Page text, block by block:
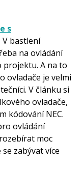
s
V bastlení
na ovládání
A na to
ovladače je velmi
V článku si
ovladače,
kódování NEC.
ovládání
moc
zabývat více